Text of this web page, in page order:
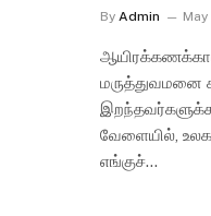
By Admin May
மருத்துவமனை
வேளையில்,
எங்குச்…